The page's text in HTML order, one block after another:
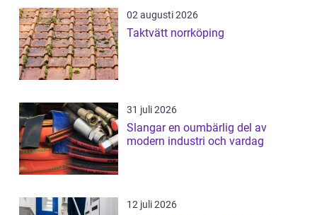
02 augusti 2026
Taktvätt norrköping
31 juli 2026
Slangar en oumbärlig del av
modern industri och vardag
12 juli 2026